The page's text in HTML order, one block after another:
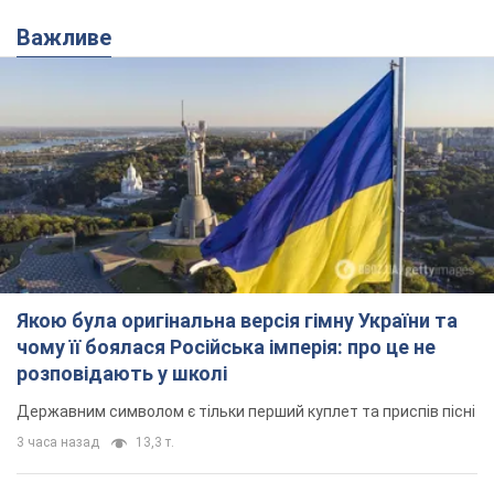
Важливе
Якою була оригінальна версія гімну України та
чому її боялася Російська імперія: про це не
розповідають у школі
Державним символом є тільки перший куплет та приспів пісні
3 часа назад 13,3 т.